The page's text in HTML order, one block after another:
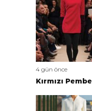
4 gün önce
Kırmızı Pembe